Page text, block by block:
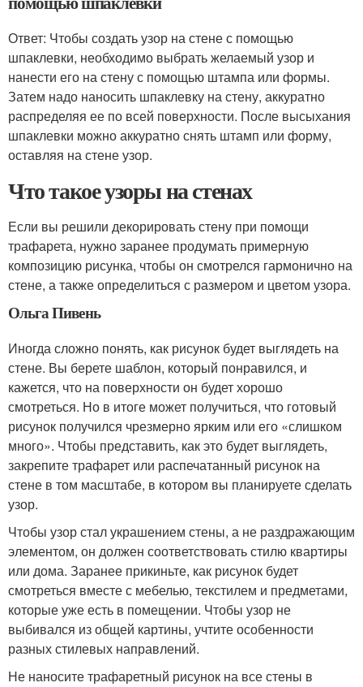
Ответ: Чтобы создать узор на стене с помощью
шпаклевки, необходимо выбрать желаемый узор и
нанести его на стену с помощью штампа или формы.
Затем надо наносить шпаклевку на стену, аккуратно
распределяя ее по всей поверхности. После высыхания
шпаклевки можно аккуратно снять штамп или форму,
оставляя на стене узор.
Что такое узоры на стенах
Если вы решили декорировать стену при помощи
трафарета, нужно заранее продумать примерную
композицию рисунка, чтобы он смотрелся гармонично на
стене, а также определиться с размером и цветом узора.
Ольга Пивень
Иногда сложно понять, как рисунок будет выглядеть на
стене. Вы берете шаблон, который понравился, и
кажется, что на поверхности он будет хорошо
смотреться. Но в итоге может получиться, что готовый
рисунок получился чрезмерно ярким или его «слишком
много». Чтобы представить, как это будет выглядеть,
закрепите трафарет или распечатанный рисунок на
стене в том масштабе, в котором вы планируете сделать
узор.
Чтобы узор стал украшением стены, а не раздражающим
элементом, он должен соответствовать стилю квартиры
или дома. Заранее прикиньте, как рисунок будет
смотреться вместе с мебелью, текстилем и предметами,
которые уже есть в помещении. Чтобы узор не
выбивался из общей картины, учтите особенности
разных стилевых направлений.
Не наносите трафаретный рисунок на все стены в